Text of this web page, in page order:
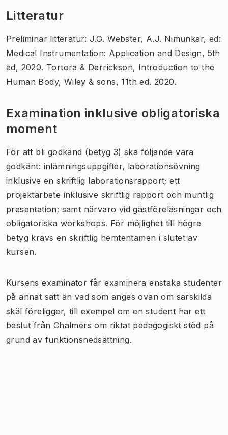
Litteratur
Preliminär litteratur: J.G. Webster, A.J. Nimunkar, ed:
Medical Instrumentation: Application and Design, 5th
ed, 2020. Tortora & Derrickson, Introduction to the
Human Body, Wiley & sons, 11th ed. 2020.
Examination inklusive obligatoriska
moment
För att bli godkänd (betyg 3) ska följande vara
godkänt: inlämningsuppgifter, laborationsövning
inklusive en skriftlig laborationsrapport; ett
projektarbete inklusive skriftlig rapport och muntlig
presentation; samt närvaro vid gästföreläsningar och
obligatoriska workshops. För möjlighet till högre
betyg krävs en skriftlig hemtentamen i slutet av
kursen.
Kursens examinator får examinera enstaka studenter
på annat sätt än vad som anges ovan om särskilda
skäl föreligger, till exempel om en student har ett
beslut från Chalmers om riktat pedagogiskt stöd på
grund av funktionsnedsättning.